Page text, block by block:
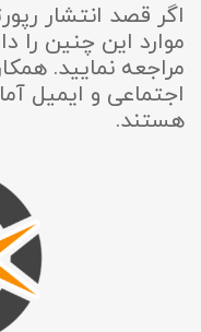
اگر قصد انتشار
موارد این چنین را
مراجعه نمایید.
اجتماعی و ایمیل
هستند.